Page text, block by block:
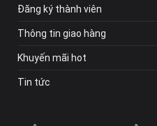
Đăng ký thành viên
Thông tin giao hàng
Khuyến mãi hot
Tin tức